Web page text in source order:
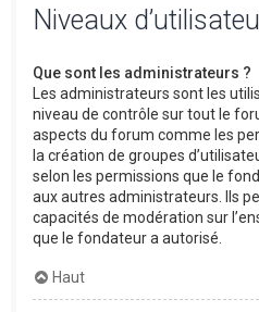
Niveaux
Que sont les administrateurs ?
Les administrateurs sont les
niveau de contrôle sur tout le
aspects du forum comme les
la création de groupes
selon les permissions que le
aux autres administrateurs. Ils
capacités de modération sur
que le fondateur a autorisé.
Haut